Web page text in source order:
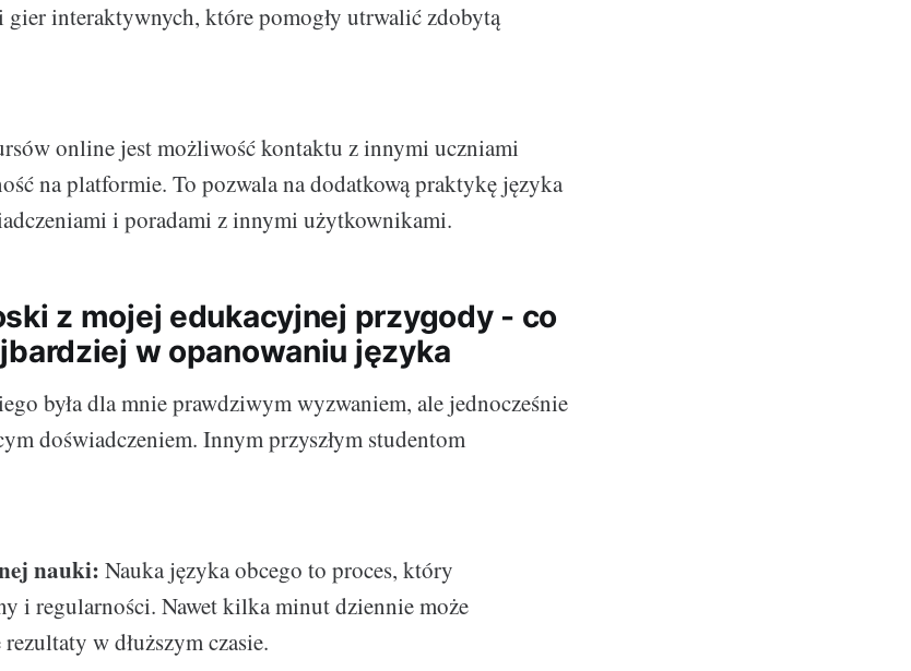
interaktywnych, które pomogły utrwalić zdobytą
online jest możliwość kontaktu z innymi uczniami
na platformie. To pozwala na dodatkową praktykę języka
i poradami z innymi użytkownikami.
z mojej edukacyjnej przygody - co
w opanowaniu języka
była dla mnie prawdziwym wyzwaniem, ale jednocześnie
doświadczeniem. Innym przyszłym studentom
nauki: Nauka języka obcego to proces, który
i regularności. Nawet kilka minut dziennie może
w dłuższym czasie.